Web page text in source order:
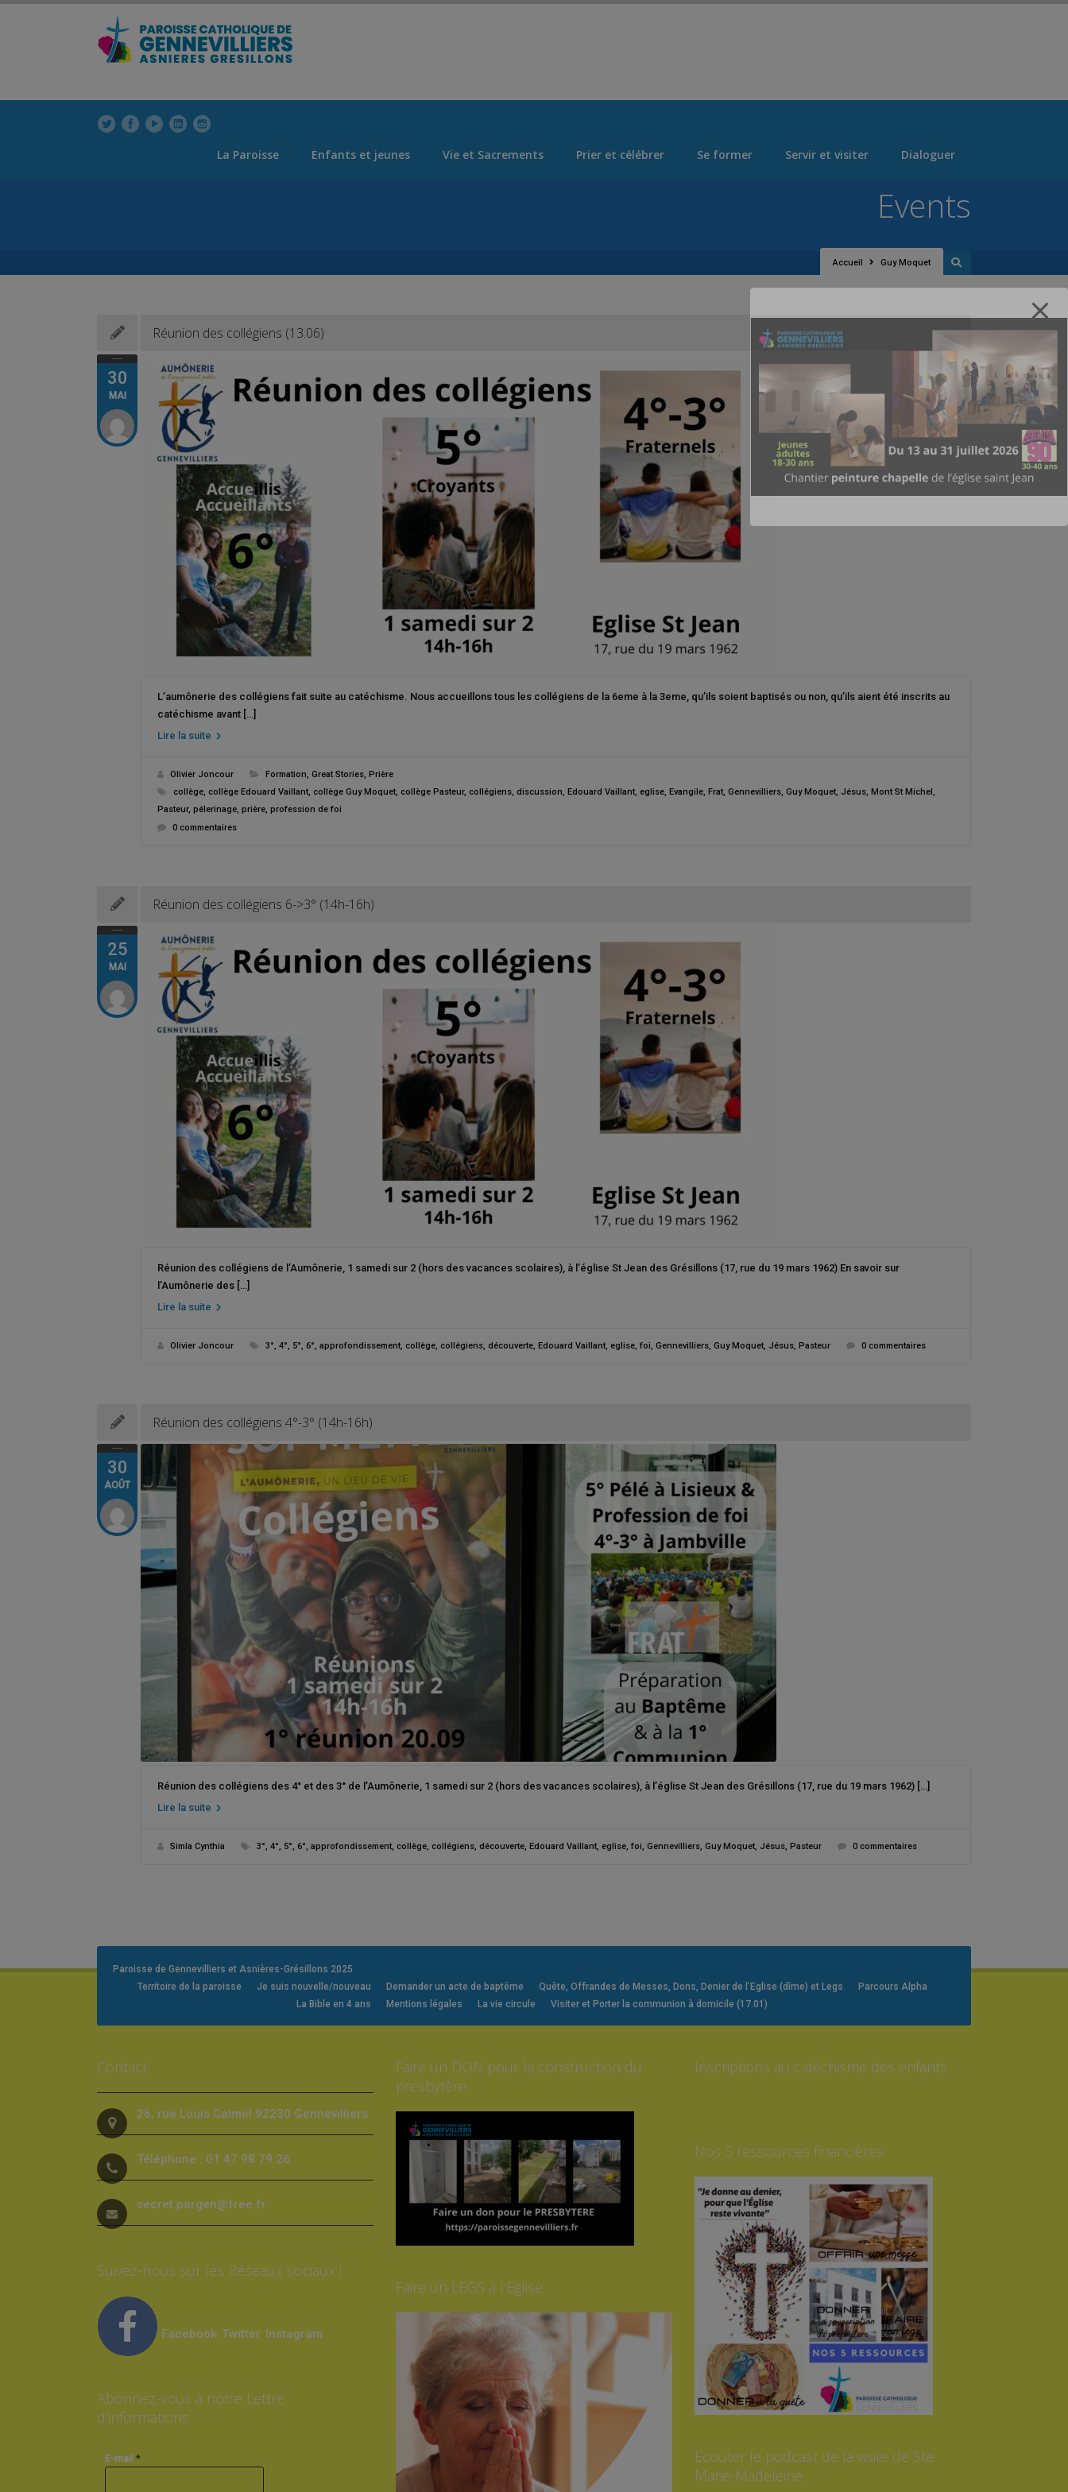
La Paroisse Enfants et jeunes Vie et Sacrements Prier et célébrer Se former Servir et visiter Dialoguer
Accueil Guy Moquet
Events
30
MAI
Réunion des collégiens (13.06)
L’aumônerie des collégiens fait suite au catéchisme. Nous accueillons tous les collégiens de la 6eme à la 3eme, qu’ils soient baptisés ou non, qu’ils aient été inscrits au
catéchisme avant […]
Lire la suite
Olivier Joncour Formation, Great Stories, Prière
collège, collège Edouard Vaillant, collège Guy Moquet, collège Pasteur, collégiens, discussion, Edouard Vaillant, eglise, Evangile, Frat, Gennevilliers, Guy Moquet, Jésus, Mont St Michel,
Pasteur, pélerinage, prière, profession de foi
0 commentaires
25
MAI
Réunion des collégiens 6->3° (14h-16h)
Réunion des collégiens de l’Aumônerie, 1 samedi sur 2 (hors des vacances scolaires), à l’église St Jean des Grésillons (17, rue du 19 mars 1962) En savoir sur
l’Aumônerie des […]
Lire la suite
Olivier Joncour 3°, 4°, 5°, 6°, approfondissement, collège, collégiens, découverte, Edouard Vaillant, eglise, foi, Gennevilliers, Guy Moquet, Jésus, Pasteur 0 commentaires
30
AOÛT
Réunion des collégiens 4°-3° (14h-16h)
Réunion des collégiens des 4° et des 3° de l’Aumônerie, 1 samedi sur 2 (hors des vacances scolaires), à l’église St Jean des Grésillons (17, rue du 19 mars 1962) […]
Lire la suite
Simla Cynthia 3°, 4°, 5°, 6°, approfondissement, collège, collégiens, découverte, Edouard Vaillant, eglise, foi, Gennevilliers, Guy Moquet, Jésus, Pasteur 0 commentaires
Paroisse de Gennevilliers et Asnières-Grésillons 2025
Territoire de la paroisse
Je suis nouvelle/nouveau Demander un acte de baptême Quête, Offrandes de Messes, Dons, Denier de l’Eglise (dîme) et Legs
Parcours Alpha
La Bible en 4 ans
Mentions légales La vie circule Visiter et Porter la communion à domicile (17.01)
Contact
26, rue Louis Calmel 92230 Gennevilliers
Téléphone : 01 47 98 79 26
secret.pargen@free.fr
Suivez-nous sur les Réseaux sociaux !
Facebook Twitter Instagram
Abonnez-vous à notre Lettre
d’informations
E-mail *
Faire un DON pour la construction du
presbytère
Faire un LEGS à l’Eglise
Inscriptions au catéchisme des enfants
Nos 5 ressources financières
Ecouter le podcast de la visite de Ste
Marie-Madeleine